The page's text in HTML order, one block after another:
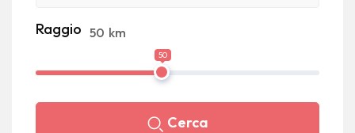
Raggio 50 km
50
Cerca